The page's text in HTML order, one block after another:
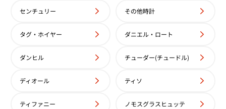
センチュリー その他時計
タグ・ホイヤー ダニエル・ロート
ダンヒル チューダー(チュードル)
ディオール ティソ
ティファニー ノモスグラスヒュッテ